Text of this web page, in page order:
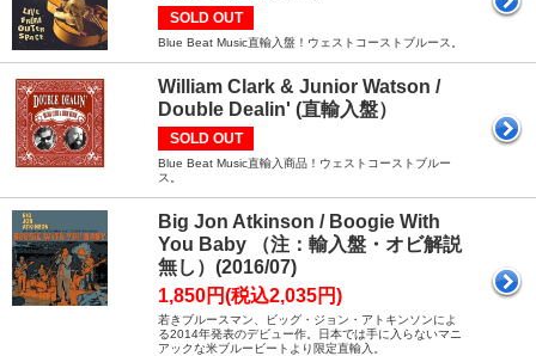
SOLD OUT
Blue Beat Music直輸入盤！ウェストコーストブルース。
William Clark & Junior Watson /
Double Dealin' (直輸入盤）
SOLD OUT
Blue Beat Music直輸入商品！ウェストコーストブルー
ス。
Big Jon Atkinson / Boogie With
You Baby （注：輸入盤・オビ解説
無し）(2016/07)
1,850円(税込2,035円)
若きブルースマン、ビッグ・ジョン・アトキンソンによ
る2014年発表のデビュー作。日本では手に入らないマニ
アックな米ブルービートより限定直輸入。